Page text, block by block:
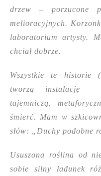
drzew – porzucone
melioracyjnych.
laboratorium artysty.
chciał dobrze.
Wszystkie te historie
tworzą instalację –
tajemniczą,
śmierć. Mam w
słów: „Duchy podobne
Ususzona roślina od
sobie silny ładunek